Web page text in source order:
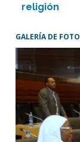
religión
GALERÍA DE